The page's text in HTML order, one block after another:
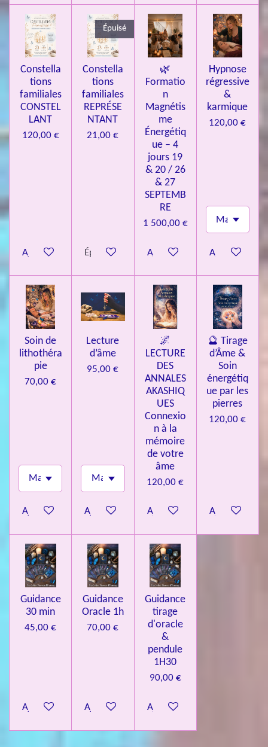
s
Constella
tions
familiales
CONSTEL
LANT
120,00 €
Ajouter au panier
Épuisé
Constella
tions
familiales
REPRÉSE
NTANT
21,00 €
Épuisé
🌿
Formatio
n
Magnétis
me
Énergétiq
ue – 4
jours 19
& 20 / 26
& 27
SEPTEMB
RE
1 500,00 €
Ajouter au panier
Hypnose
régressive
&
karmique
120,00 €
Ajouter au
Soin de
lithothéra
pie
70,00 €
Ajouter au panier
Lecture
d’âme
95,00 €
Ajouter au panier
🌌
LECTURE
DES
ANNALES
AKASHIQ
UES
Connexio
n à la
mémoire
de votre
âme
120,00 €
Ajouter au panier
🔮 Tirage
d’Âme &
Soin
énergétiq
ue par les
pierres
120,00 €
Ajouter au
Guidance
30 min
45,00 €
Ajouter au panier
Guidance
Oracle 1h
70,00 €
Ajouter au panier
Guidance
tirage
d'oracle
&
pendule
1H30
90,00 €
Ajouter au panier